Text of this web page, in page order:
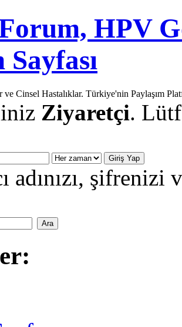
Cinsel Hastalıklar. Türkiye'nin Paylaşım
Ziyaretçi.
adınızı,